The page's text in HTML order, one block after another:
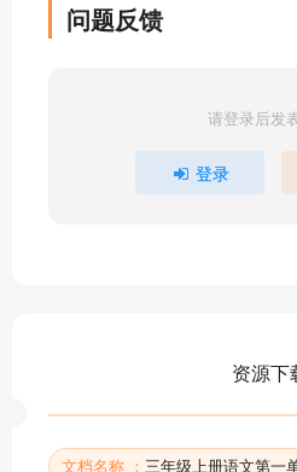
问题反馈
请登录后发
登录
资源下
文档名称 ： 三年级上册语文第一单